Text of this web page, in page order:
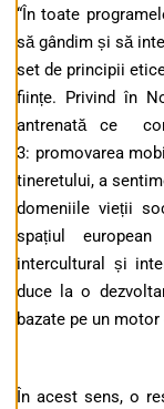
“În toate
să gândim și să
set de principii
ființe. Privind în
antrenată ce
3: promovarea
tineretului, a
domeniile vieții
spațiul
intercultural și
duce la o
bazate pe un
În acest sens, o